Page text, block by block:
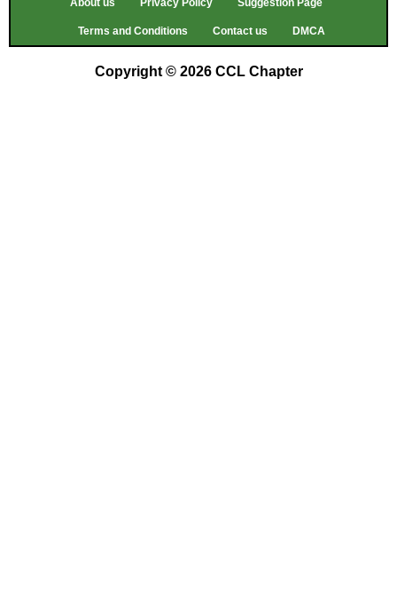
About us Privacy Policy Suggestion Page
Terms and Conditions Contact us DMCA
Copyright © 2026 CCL Chapter